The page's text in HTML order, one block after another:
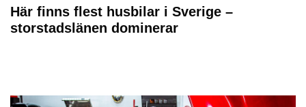
Här finns flest husbilar i Sverige –
storstadslänen dominerar